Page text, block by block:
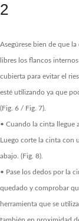
2
Asegúrese bien de que
libres los flancos
cubierta para evitar el
esté utilizando ya que
(Fig. 6 / Fig. 7).
• Cuando la cinta llegue
Luego corte la cinta con
abajo. (Fig. 8).
• Pase los dedos por la
quedado y comprobar
herramienta que se